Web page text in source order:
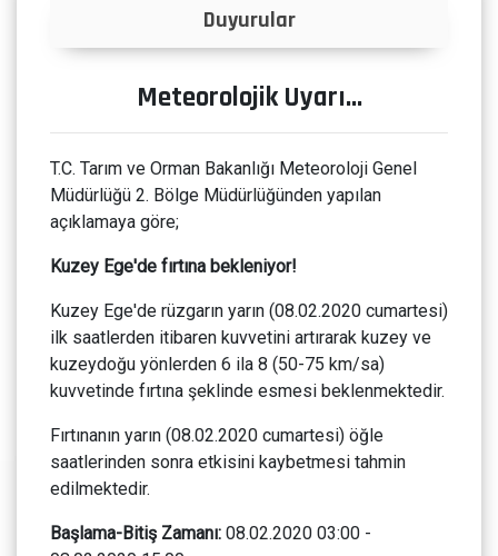
Meteorolojik Uyarı...
T.C. Tarım ve Orman Bakanlığı Meteoroloji Genel
Müdürlüğü 2. Bölge Müdürlüğünden yapılan
açıklamaya göre;
Kuzey Ege'de fırtına bekleniyor!
Kuzey Ege'de rüzgarın yarın (08.02.2020 cumartesi)
ilk saatlerden itibaren kuvvetini artırarak kuzey ve
kuzeydoğu yönlerden 6 ila 8 (50-75 km/sa)
kuvvetinde fırtına şeklinde esmesi beklenmektedir.
Fırtınanın yarın (08.02.2020 cumartesi) öğle
saatlerinden sonra etkisini kaybetmesi tahmin
edilmektedir.
Başlama-Bitiş Zamanı: 08.02.2020 03:00 -